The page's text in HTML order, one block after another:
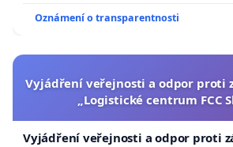
Oznámení o transparentnosti
Vyjádření veřejnosti a odpor proti
„Logistické centrum FCC
Vyjádření veřejnosti a odpor proti